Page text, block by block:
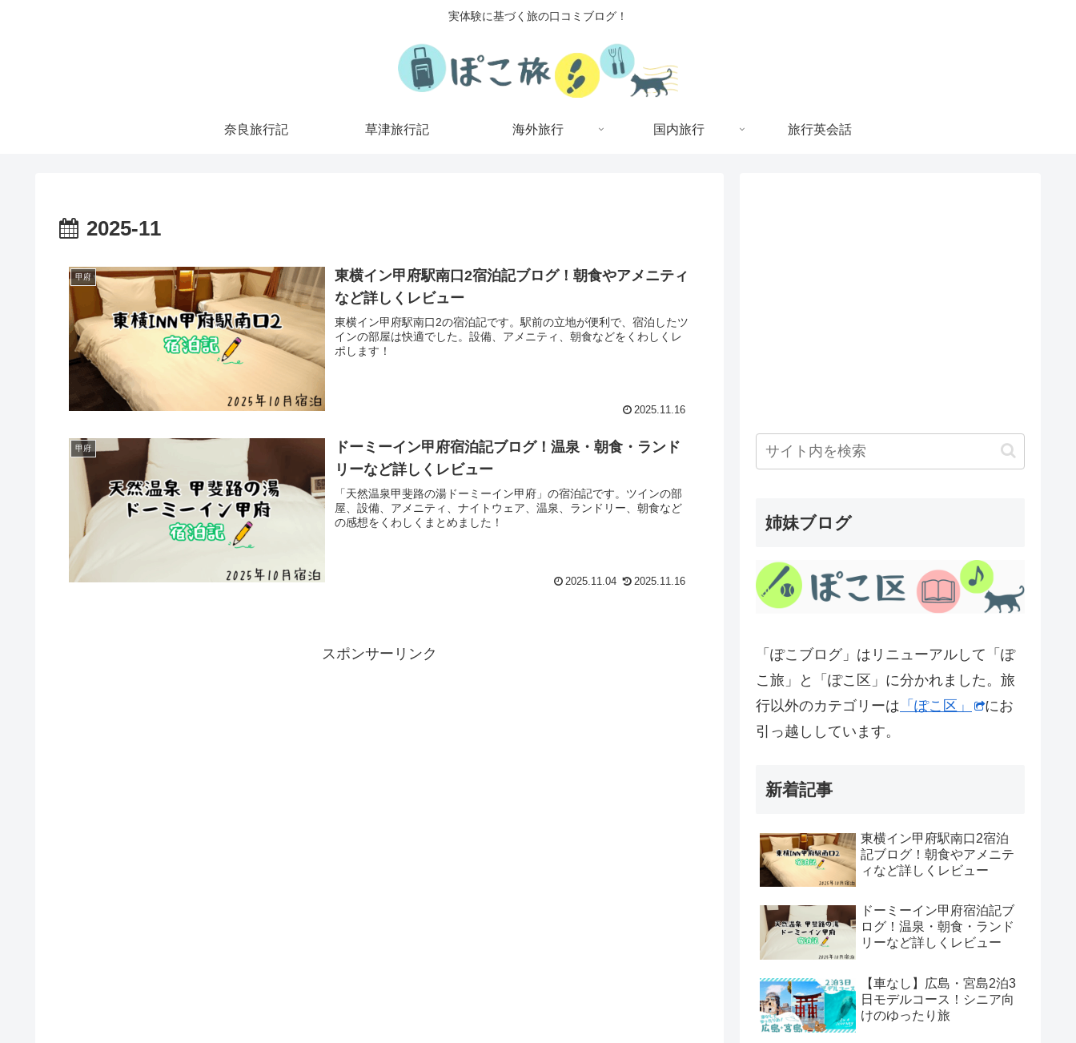
実体験に基づく旅の口コミブログ！
奈良旅行記 草津旅行記 海外旅行 国内旅行 旅行英会話
2025-11
甲府
東横イン甲府駅南口2宿泊記ブログ！朝食やアメニティ
など詳しくレビュー
東横イン甲府駅南口2の宿泊記です。駅前の立地が便利で、宿泊したツ
インの部屋は快適でした。設備、アメニティ、朝食などをくわしくレ
ポします！
2025.11.16
甲府
ドーミーイン甲府宿泊記ブログ！温泉・朝食・ランド
リーなど詳しくレビュー
「天然温泉甲斐路の湯ドーミーイン甲府」の宿泊記です。ツインの部
屋、設備、アメニティ、ナイトウェア、温泉、ランドリー、朝食など
の感想をくわしくまとめました！
2025.11.04 2025.11.16
スポンサーリンク
姉妹ブログ
「ぽこブログ」はリニューアルして「ぽ
こ旅」と「ぽこ区」に分かれました。旅
行以外のカテゴリーは 「ぽこ区」
にお
引っ越ししています。
新着記事
東横イン甲府駅南口2宿泊
記ブログ！朝食やアメニテ
ィなど詳しくレビュー
ドーミーイン甲府宿泊記ブ
ログ！温泉・朝食・ランド
リーなど詳しくレビュー
【車なし】広島・宮島2泊3
日モデルコース！シニア向
けのゆったり旅